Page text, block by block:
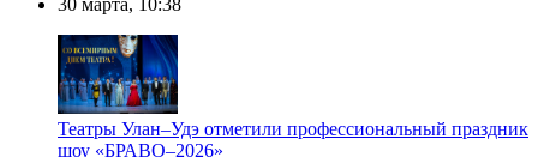
Театры Улан–Удэ отметили профессиональный праздник
шоу «БРАВО–2026»